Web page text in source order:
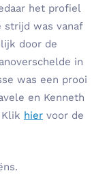
het profiel
strijd was vanaf
door de
in
was een prooi
en Kenneth
hier voor de